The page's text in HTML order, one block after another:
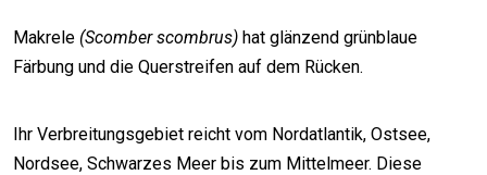
Makrele (Scomber scombrus) hat glänzend grünblaue
Färbung und die Querstreifen auf dem Rücken.
Ihr Verbreitungsgebiet reicht vom Nordatlantik, Ostsee,
Nordsee, Schwarzes Meer bis zum Mittelmeer. Diese